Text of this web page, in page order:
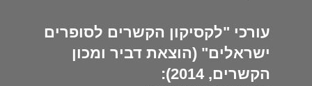
עורכי "לקסיקון הקשרים לסופרים
ישראלים" (הוצאת דביר ומכון
הקשרים, 2014):